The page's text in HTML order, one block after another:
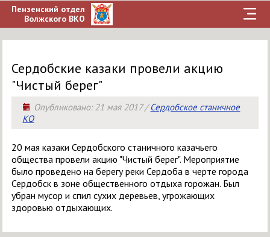
Пензенский отдел
Волжского ВКО
Сердобские казаки провели акцию
"Чистый берег"
Опубликовано:21 мая 2017/Сердобское станичное
КО
20 мая казаки Сердобского станичного казачьего
общества провели акцию "Чистый берег". Мероприятие
было проведено на берегу реки Сердоба в черте города
Сердобск в зоне общественного отдыха горожан. Был
убран мусор и спил сухих деревьев, угрожающих
здоровью отдыхающих.